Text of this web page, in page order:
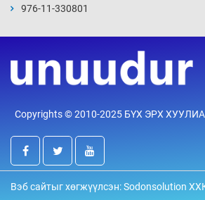
16 цаг 30 мин
үйлчилж буй гэв
17 цаг 0 мин
“Туул усан цогцолбор”-
Энэтхэгийн компанид
976-11-330801
Copyrights © 2010-2025 БҮХ ЭРХ
Вэб сайтыг хөгжүүлсэн: Sodonsolution